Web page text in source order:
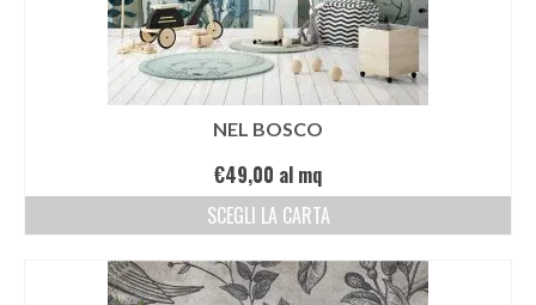
NEL BOSCO
€49,00 al mq
SCEGLI LA CARTA